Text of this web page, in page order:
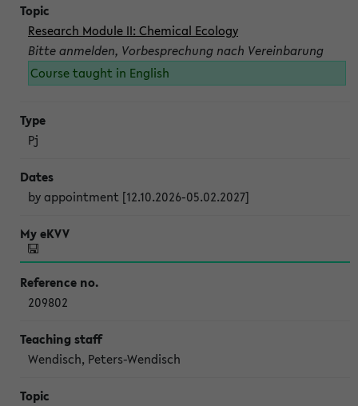
Research Module II: Chemical Ecology
Bitte anmelden, Vorbesprechung nach Vereinbarung
Course taught in English
Pj
by appointment [12.10.2026-05.02.2027]
209802
Wendisch, Peters-Wendisch